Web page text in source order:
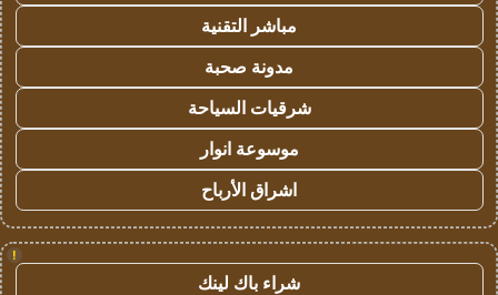
مباشر التقنية
مدونة صحبة
شرقيات السياحة
موسوعة انوار
اشراق الأرباح
!
شراء باك لينك